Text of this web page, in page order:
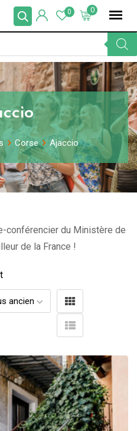
0
0
Corse Ajaccio
conférencier du Ministère de
de la France !